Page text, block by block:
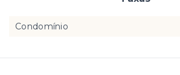
Condomínio